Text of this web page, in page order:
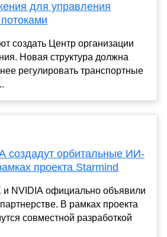
для управления
создать Центр организации
Новая структура должна
регулировать транспортные
создадут орбитальные ИИ-
проекта Starmind
и NVIDIA официально объявили
В рамках проекта
совместной разработкой